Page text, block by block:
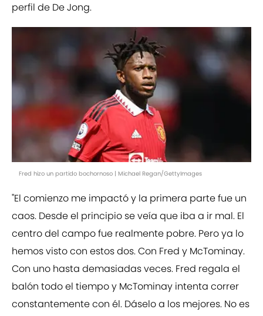
perfil de De Jong.
Fred hizo un partido bochornoso | Michael Regan/GettyImages
''El comienzo me impactó y la primera parte fue un
caos. Desde el principio se veía que iba a ir mal. El
centro del campo fue realmente pobre. Pero ya lo
hemos visto con estos dos. Con Fred y McTominay.
Con uno hasta demasiadas veces. Fred regala el
balón todo el tiempo y McTominay intenta correr
constantemente con él. Dáselo a los mejores. No es